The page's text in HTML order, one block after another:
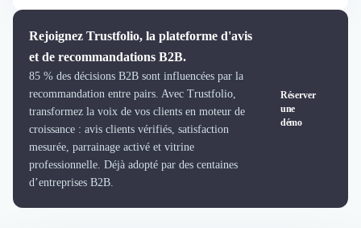
Rejoignez Trustfolio, la plateforme d'avis
et de recommandations B2B.
85 % des décisions B2B sont influencées par la
recommandation entre pairs. Avec Trustfolio,
transformez la voix de vos clients en moteur de
croissance : avis clients vérifiés, satisfaction
mesurée, parrainage activé et vitrine
professionnelle. Déjà adopté par des centaines
d’entreprises B2B.
Réserver
une
démo